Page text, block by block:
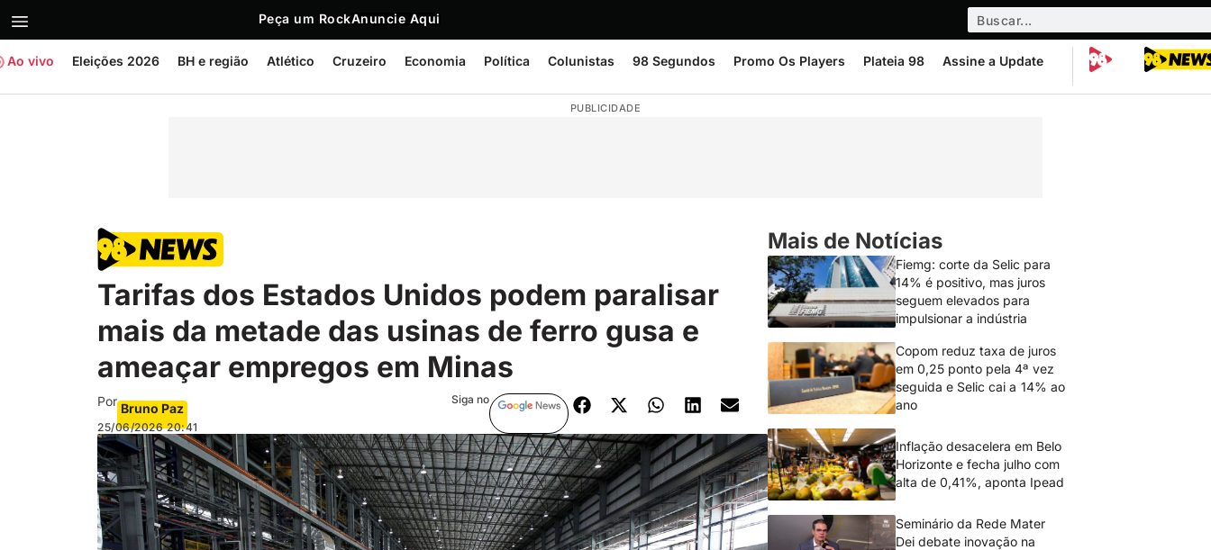
Peça um RockAnuncie Aqui
Ao vivo Eleições 2026 BH e região Atlético Cruzeiro Economia Política Colunistas 98 Segundos Promo Os Players Plateia 98 Assine a Update
PUBLICIDADE
Tarifas dos Estados Unidos podem paralisar
mais da metade das usinas de ferro gusa e
ameaçar empregos em Minas
Por Bruno Paz
25/06/2026 20:41
Siga no
Mais de Notícias
Fiemg: corte da Selic para
14% é positivo, mas juros
seguem elevados para
impulsionar a indústria
Copom reduz taxa de juros
em 0,25 ponto pela 4ª vez
seguida e Selic cai a 14% ao
ano
Inflação desacelera em Belo
Horizonte e fecha julho com
alta de 0,41%, aponta Ipead
Seminário da Rede Mater
Dei debate inovação na